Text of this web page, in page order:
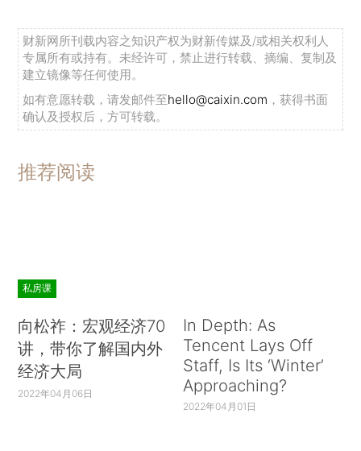
财新网所刊载内容之知识产权为财新传媒及/或相关权利人
专属所有或持有。未经许可，禁止进行转载、摘编、复制及
建立镜像等任何使用。
如有意愿转载，请发邮件至hello@caixin.com ，获得书面
确认及授权后，方可转载。
推荐阅读
私房课
向松祚：宏观经济70
讲，带你了解国内外
经济大局
2022年04月06日
In Depth: As
Tencent Lays Off
Staff, Is Its ‘Winter’
Approaching?
2022年04月01日